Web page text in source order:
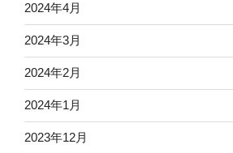
2024年4月
2024年3月
2024年2月
2024年1月
2023年12月